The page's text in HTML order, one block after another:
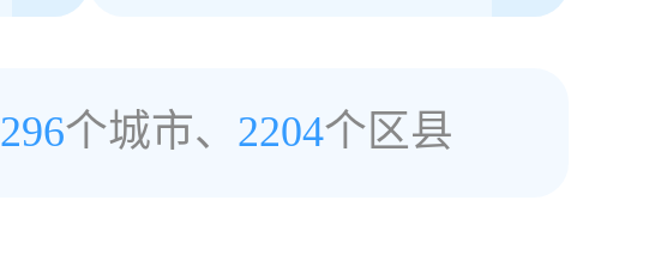
296个城市、 2204个区县